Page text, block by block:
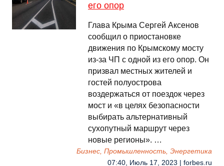
его опор
Глава Крыма Сергей Аксенов
сообщил о приостановке
движения по Крымскому мосту
из-за ЧП с одной из его опор. Он
призвал местных жителей и
гостей полуострова
воздержаться от поездок через
мост и «в целях безопасности
выбирать альтернативный
сухопутный маршрут через
новые регионы». …
Бизнес, Промышленность, Энергетика
07:40, Июль 17, 2023 | forbes.ru